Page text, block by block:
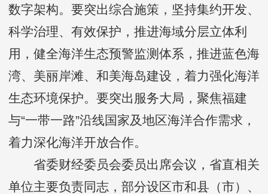
数字架构。要突出综合施策，坚持集约开发、
科学治理、有效保护，推进海域分层立体利
用，健全海洋生态预警监测体系，推进蓝色海
湾、美丽岸滩、和美海岛建设，着力强化海洋
生态环境保护。要突出服务大局，聚焦福建
与“一带一路”沿线国家及地区海洋合作需求，
着力深化海洋开放合作。
省委财经委员会委员出席会议，省直相关
单位主要负责同志，部分设区市和县（市）、